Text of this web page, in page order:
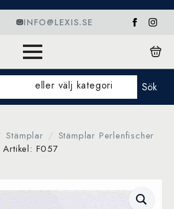
INFO@LEXIS.SE
eller välj kategori Sök
Stämplar
Stämplar Perlenfischer
Artikel: F057